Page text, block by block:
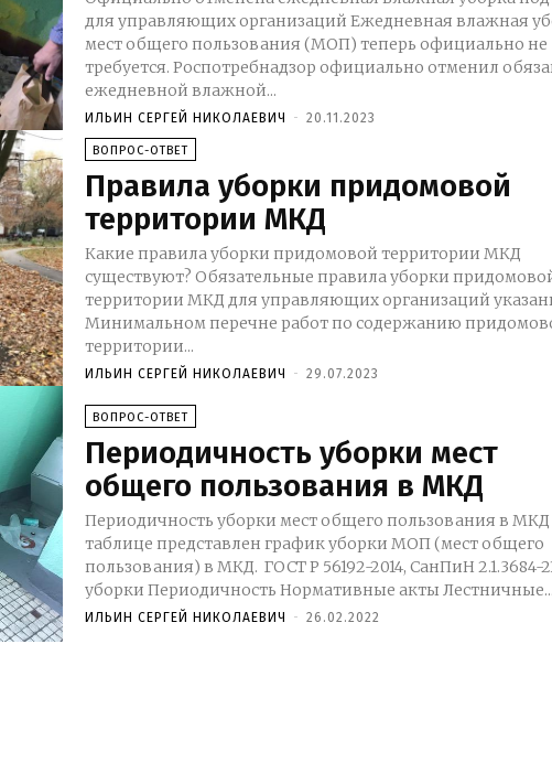
для управляющих организаций Ежедневная влажная уборка
мест общего пользования (МОП) теперь официально не
требуется. Роспотребнадзор официально отменил обязанность
ежедневной влажной...
ИЛЬИН СЕРГЕЙ НИКОЛАЕВИЧ - 20.11.2023
ВОПРОС-ОТВЕТ
Правила уборки придомовой
территории МКД
Какие правила уборки придомовой территории МКД
существуют? Обязательные правила уборки придомовой
территории МКД для управляющих организаций
Минимальном перечне работ по содержанию
территории...
ИЛЬИН СЕРГЕЙ НИКОЛАЕВИЧ - 29.07.2023
ВОПРОС-ОТВЕТ
Периодичность уборки мест
общего пользования в МКД
Периодичность уборки мест общего пользования в МКД
таблице представлен график уборки МОП (мест общего
пользования) в МКД. ГОСТ Р 56192-2014, СанПиН 2.1.3684-21.
уборки Периодичность Нормативные акты Лестничные...
ИЛЬИН СЕРГЕЙ НИКОЛАЕВИЧ - 26.02.2022